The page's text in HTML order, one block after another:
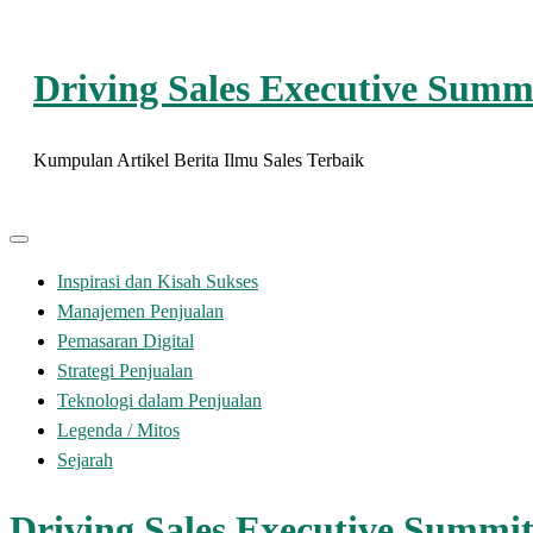
content
Driving Sales Executive
Kumpulan Artikel Berita Ilmu Sales Terbaik
Inspirasi dan Kisah Sukses
Manajemen Penjualan
Pemasaran Digital
Strategi Penjualan
Teknologi dalam Penjualan
Legenda / Mitos
Sejarah